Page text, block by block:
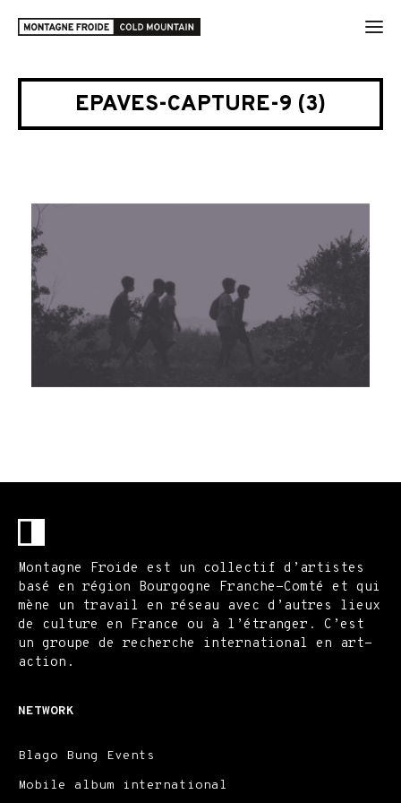
EPAVES-CAPTURE-9 (3)
Montagne Froide est un collectif d’artistes
basé en région Bourgogne Franche-Comté et qui
mène un travail en réseau avec d’autres lieux
de culture en France ou à l’étranger. C’est
un groupe de recherche international en art-
action.
NETWORK
Blago Bung Events
Mobile album international